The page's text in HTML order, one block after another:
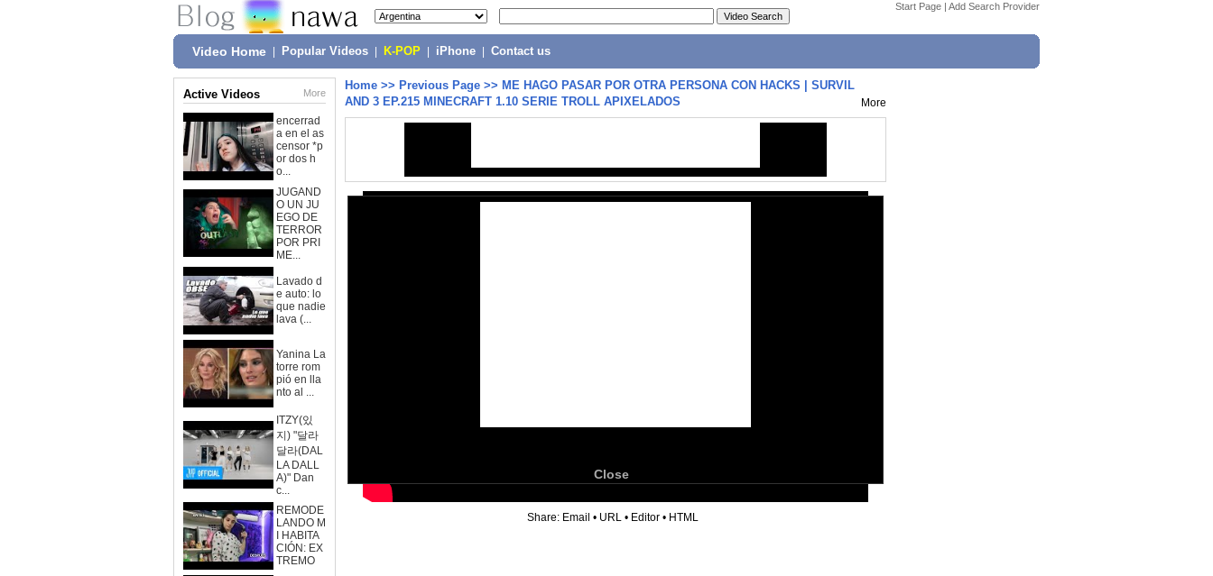
Start Page | Add Search Provider
Video Home Popular Videos K-POP iPhone Contact us
Active Videos More
encerrad
a en el as
censor *p
or dos h
o...
JUGAND
O UN JU
EGO DE
TERROR
POR PRI
ME...
Lavado d
e auto: lo
que nadie
lava (...
Yanina La
torre rom
pió en lla
nto al ...
ITZY(있
지) "달라
달라(DAL
LA DALL
A)" Dan
c...
REMODE
LANDO M
I HABITA
CIÓN: EX
TREMO
Home >> Previous Page >> ME HAGO PASAR POR OTRA PERSONA CON HACKS | SURVIL
AND 3 EP.215 MINECRAFT 1.10 SERIE TROLL APIXELADOS
More
Close
Share: Email • URL • Editor • HTML